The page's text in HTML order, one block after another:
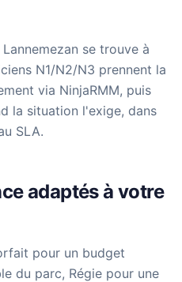
se trouve à
N1/N2/N3 prennent la
via NinjaRMM, puis
la situation l'exige, dans
SLA.
adaptés à votre
pour un budget
du parc, Régie pour une